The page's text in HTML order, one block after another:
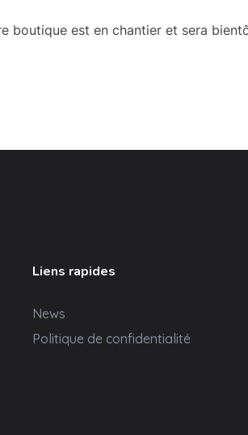
boutique est en chantier et sera
Liens rapides
News
Politique de confidentialité